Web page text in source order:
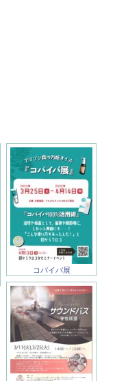
コパイバ展